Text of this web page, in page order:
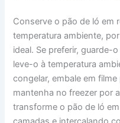
Conserve o pão de ló em
temperatura ambiente,
ideal. Se preferir, guarde-
leve-o à temperatura
congelar, embale em
mantenha no freezer por
transforme o pão de ló